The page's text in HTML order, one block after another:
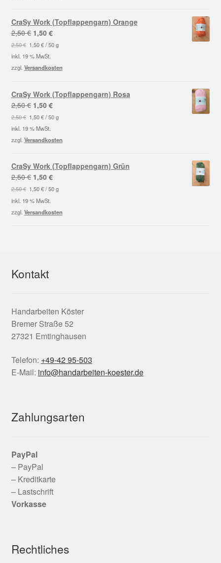
CraSy Work (Topflappengarn) Orange
2,50€ Ursprünglicher
Preis
war:
2,50 €
1,50 €Aktueller
Preis
1,50 €.
2,50€ 1,50€/50 g
inkl. 19 % MwSt.
zzgl. Versandkosten
CraSy Work (Topflappengarn) Rosa
2,50€ Ursprünglicher
Preis
war:
2,50 €
1,50 €Aktueller
Preis
1,50 €.
2,50€ 1,50€/50 g
inkl. 19 % MwSt.
zzgl. Versandkosten
CraSy Work (Topflappengarn) Grün
2,50€ Ursprünglicher
Preis
war:
2,50 €
1,50 €Aktueller
Preis
1,50 €.
2,50€ 1,50€/50 g
inkl. 19 % MwSt.
zzgl. Versandkosten
Kontakt
Handarbeiten Köster
Bremer Straße 52
27321 Emtinghausen
Telefon: +49-42 95-503
E-Mail: info@handarbeiten-koester.de
Zahlungsarten
PayPal
– PayPal
– Kreditkarte
– Lastschrift
Vorkasse
Rechtliches